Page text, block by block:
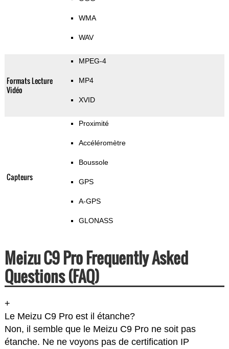
WMA
WAV
Formats Lecture
Vidéo
MPEG-4
MP4
XVID
Capteurs
Proximité
Accéléromètre
Boussole
GPS
A-GPS
GLONASS
Meizu C9 Pro Frequently Asked
Questions (FAQ)
+
Le Meizu C9 Pro est il étanche?
Non, il semble que le Meizu C9 Pro ne soit pas
étanche. Ne ne voyons pas de certification IP